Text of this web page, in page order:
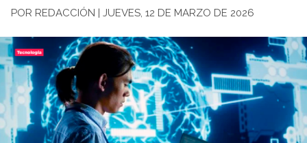
POR REDACCIÓN | JUEVES, 12 DE MARZO DE 2026